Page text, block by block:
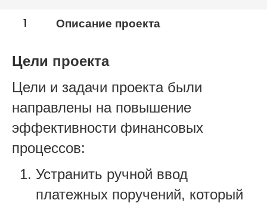
1 Описание проекта
Цели проекта
Цели и задачи проекта были
направлены на повышение
эффективности финансовых
процессов:
Устранить ручной ввод
платежных поручений, который